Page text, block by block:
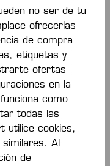
WOMEN
€*
no ser de tu
ofrecerlas
de compra
etiquetas y
ofertas
en la
como
todas las
utilice cookies,
similares. Al
de